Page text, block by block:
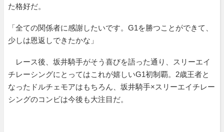
た格好だ。
「全ての関係者に感謝したいです。G1を勝つことができて、
少しは恩返しできたかな」
レース後、坂井騎手がそう喜びを語った通り、スリーエイ
チレーシングにとってはこれが嬉しいG1初制覇。2歳王者と
なったドルチェモアはもちろん、坂井騎手×スリーエイチレー
シングのコンビは今後も大注目だ。